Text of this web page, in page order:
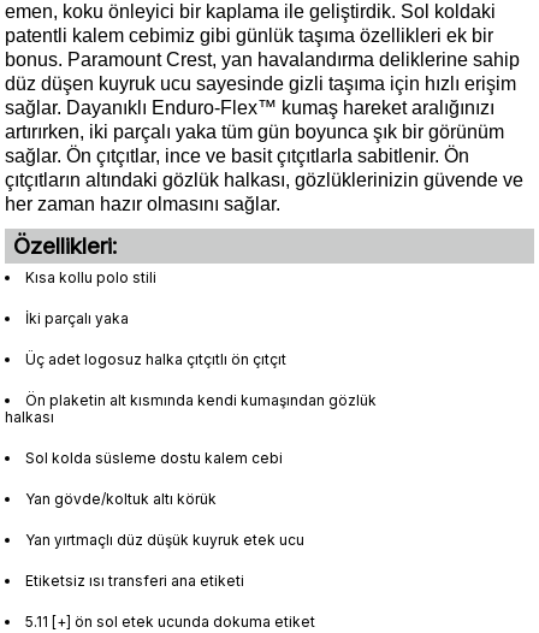
emen, koku önleyici bir kaplama ile geliştirdik. Sol koldaki
patentli kalem cebimiz gibi günlük taşıma özellikleri ek bir
bonus. Paramount Crest, yan havalandırma deliklerine sahip
düz düşen kuyruk ucu sayesinde gizli taşıma için hızlı erişim
sağlar. Dayanıklı Enduro-Flex™ kumaş hareket aralığınızı
artırırken, iki parçalı yaka tüm gün boyunca şık bir görünüm
sağlar. Ön çıtçıtlar, ince ve basit çıtçıtlarla sabitlenir. Ön
çıtçıtların altındaki gözlük halkası, gözlüklerinizin güvende ve
her zaman hazır olmasını sağlar.
Özellikleri:
Kısa kollu polo stili
İki parçalı yaka
Üç adet logosuz halka çıtçıtlı ön çıtçıt
Ön plaketin alt kısmında kendi kumaşından gözlük
halkası
Sol kolda süsleme dostu kalem cebi
Yan gövde/koltuk altı körük
Yan yırtmaçlı düz düşük kuyruk etek ucu
Etiketsiz ısı transferi ana etiketi
5.11 [+] ön sol etek ucunda dokuma etiket